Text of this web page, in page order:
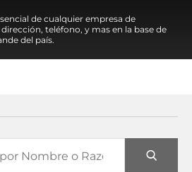
de cualquier empresa de
teléfono, y mas en la base de
del país.